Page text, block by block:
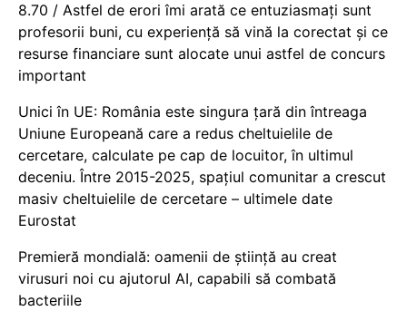
8.70 / Astfel de erori îmi arată ce entuziasmați sunt
profesorii buni, cu experiență să vină la corectat și ce
resurse financiare sunt alocate unui astfel de concurs
important
Unici în UE: România este singura țară din întreaga
Uniune Europeană care a redus cheltuielile de
cercetare, calculate pe cap de locuitor, în ultimul
deceniu. Între 2015-2025, spațiul comunitar a crescut
masiv cheltuielile de cercetare – ultimele date
Eurostat
Premieră mondială: oamenii de știință au creat
virusuri noi cu ajutorul AI, capabili să combată
bacteriile